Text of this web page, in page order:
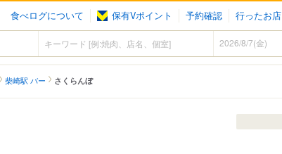
食べログについて 保有Vポイント 予約確認 行ったお店
柴崎駅 バー さくらんぼ